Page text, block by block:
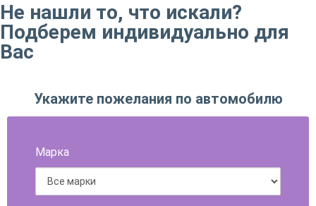
Не нашли то, что искали?
Подберем индивидуально для
Вас
Укажите пожелания по автомобилю
Марка